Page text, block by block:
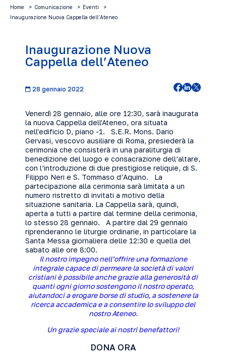
Home Comunicazione
Eventi
Inaugurazione Nuova Cappella dell’Ateneo
Inaugurazione Nuova
Cappella dell’Ateneo
28 gennaio 2022
Venerdì 28 gennaio, alle ore 12:30, sarà inaugurata
la nuova Cappella dell'Ateneo, ora situata
nell'edificio D, piano -1. S.E.R. Mons. Dario
Gervasi, vescovo ausiliare di Roma, presiederà la
cerimonia che consisterà in una paraliturgia di
benedizione del luogo e consacrazione dell’altare,
con l’introduzione di due prestigiose reliquie, di S.
Filippo Neri e S. Tommaso d’Aquino. La
partecipazione alla cerimonia sarà limitata a un
numero ristretto di invitati a motivo della
situazione sanitaria. La Cappella sarà, quindi,
aperta a tutti a partire dal termine della cerimonia,
lo stesso 28 gennaio. A partire dal 29 gennaio
riprenderanno le liturgie ordinarie, in particolare la
Santa Messa giornaliera delle 12:30 e quella del
sabato alle ore 8:00.
Il nostro impegno nell’offrire una formazione
integrale capace di permeare la società di valori
cristiani è possibile anche grazie alla generosità di
quanti ogni giorno sostengono il nostro operato,
aiutandoci a erogare borse di studio, a sostenere la
ricerca accademica e a consentire lo sviluppo del
nostro Ateneo.
Un grazie speciale ai nostri benefattori!
DONA ORA